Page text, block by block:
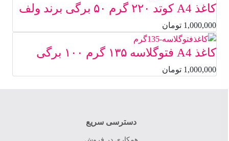
کاغذ A4 کوتد ۲۲۰ گرم ۵۰ برگی برند ولف
1,000,000 تومان
کاغذ A4 فتوگلاسه ۱۳۵ گرم ۱۰۰ برگی
1,000,000 تومان
دسترسی سریع